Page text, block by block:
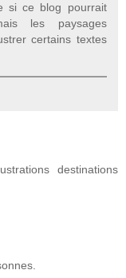
si ce blog pourrait
les paysages
certains textes
destinations